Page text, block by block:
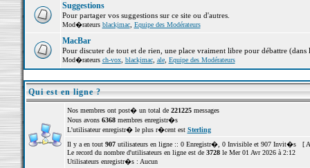
Suggestions
Pour partager vos suggestions sur ce site ou d'autres.
Mod�rateurs blackjmac, Equipe des Modérateurs
MacBar
Pour discuter de tout et de rien, une place vraiment libre pour débattre (dans
Mod�rateurs ch-vox, blackjmac, ale, Equipe des Modérateurs
Qui est en ligne ?
Nos membres ont post� un total de 221225messages
Nous avons 6368membres enregistr�s
L'utilisateur enregistr� le plus r�cent est Sterling
Il y a en tout 907utilisateurs en ligne :: 0 Enregistr�, 0 Invisible et 907 Invit�s [
Le record du nombre d'utilisateurs en ligne est de 3728le Mer 01 Avr 2026 à 2:12
Utilisateurs enregistr�s : Aucun